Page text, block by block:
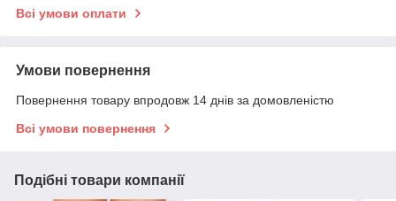
Всі умови оплати
Умови повернення
Повернення товару впродовж 14 днів за домовленістю
Всі умови повернення
Подібні товари компанії